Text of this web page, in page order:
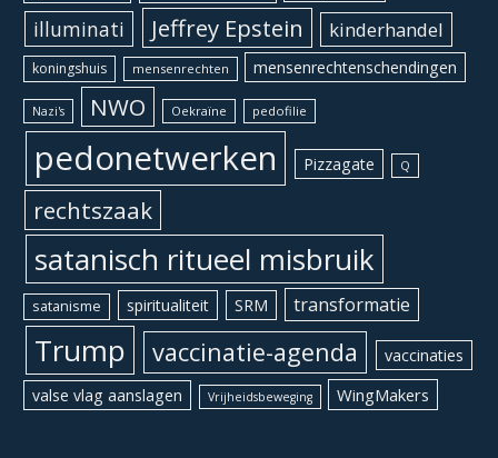
illuminati Jeffrey Epstein kinderhandel
koningshuis mensenrechten mensenrechtenschendingen
Nazi's NWO Oekraïne pedofilie
pedonetwerken Pizzagate Q
rechtszaak
satanisch ritueel misbruik
satanisme spiritualiteit SRM transformatie
Trump vaccinatie-agenda
vaccinaties
valse vlag aanslagen
Vrijheidsbeweging WingMakers